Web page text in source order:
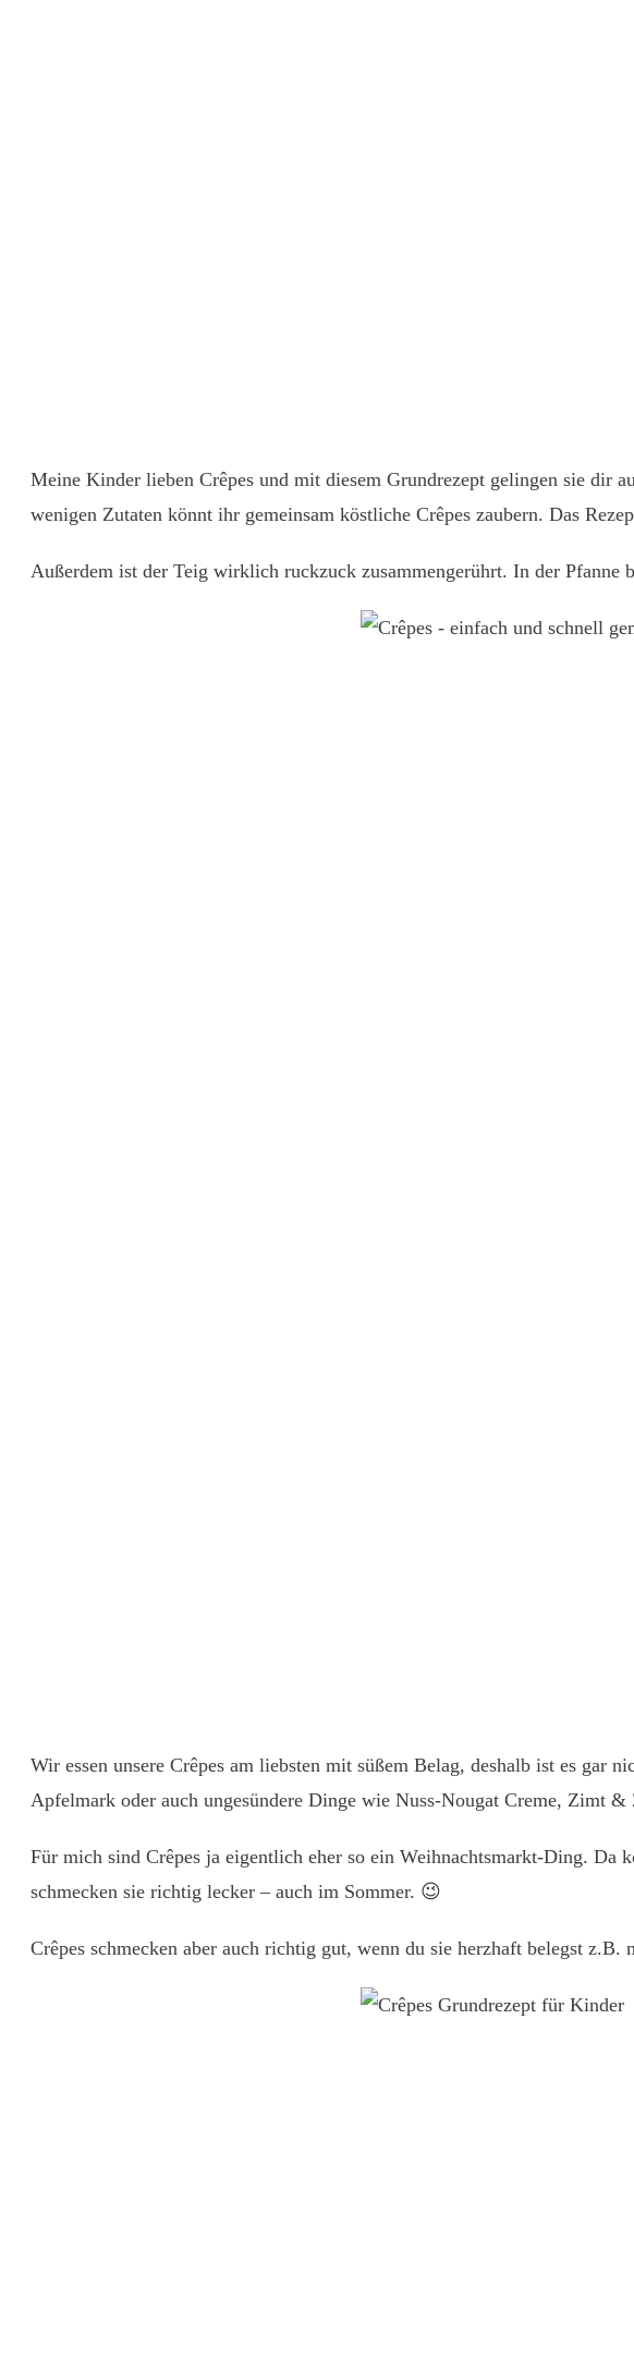
Meine Kinder lieben Crêpes und mit diesem Grundrezept gelingen sie dir
wenigen Zutaten könnt ihr gemeinsam köstliche Crêpes zaubern. Das
Außerdem ist der Teig wirklich ruckzuck zusammengerührt. In der Pfanne
Wir essen unsere Crêpes am liebsten mit süßem Belag, deshalb ist es
Apfelmark oder auch ungesündere Dinge wie Nuss-Nougat Creme, Zimt &
Für mich sind Crêpes ja eigentlich eher so ein Weihnachtsmarkt-Ding.
schmecken sie richtig lecker – auch im Sommer. 😉
Crêpes schmecken aber auch richtig gut, wenn du sie herzhaft belegst